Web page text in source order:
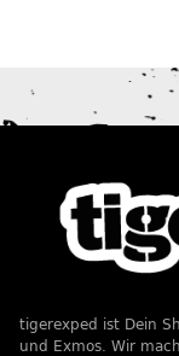
tigerexped ist Dein
und Exmos. Wir